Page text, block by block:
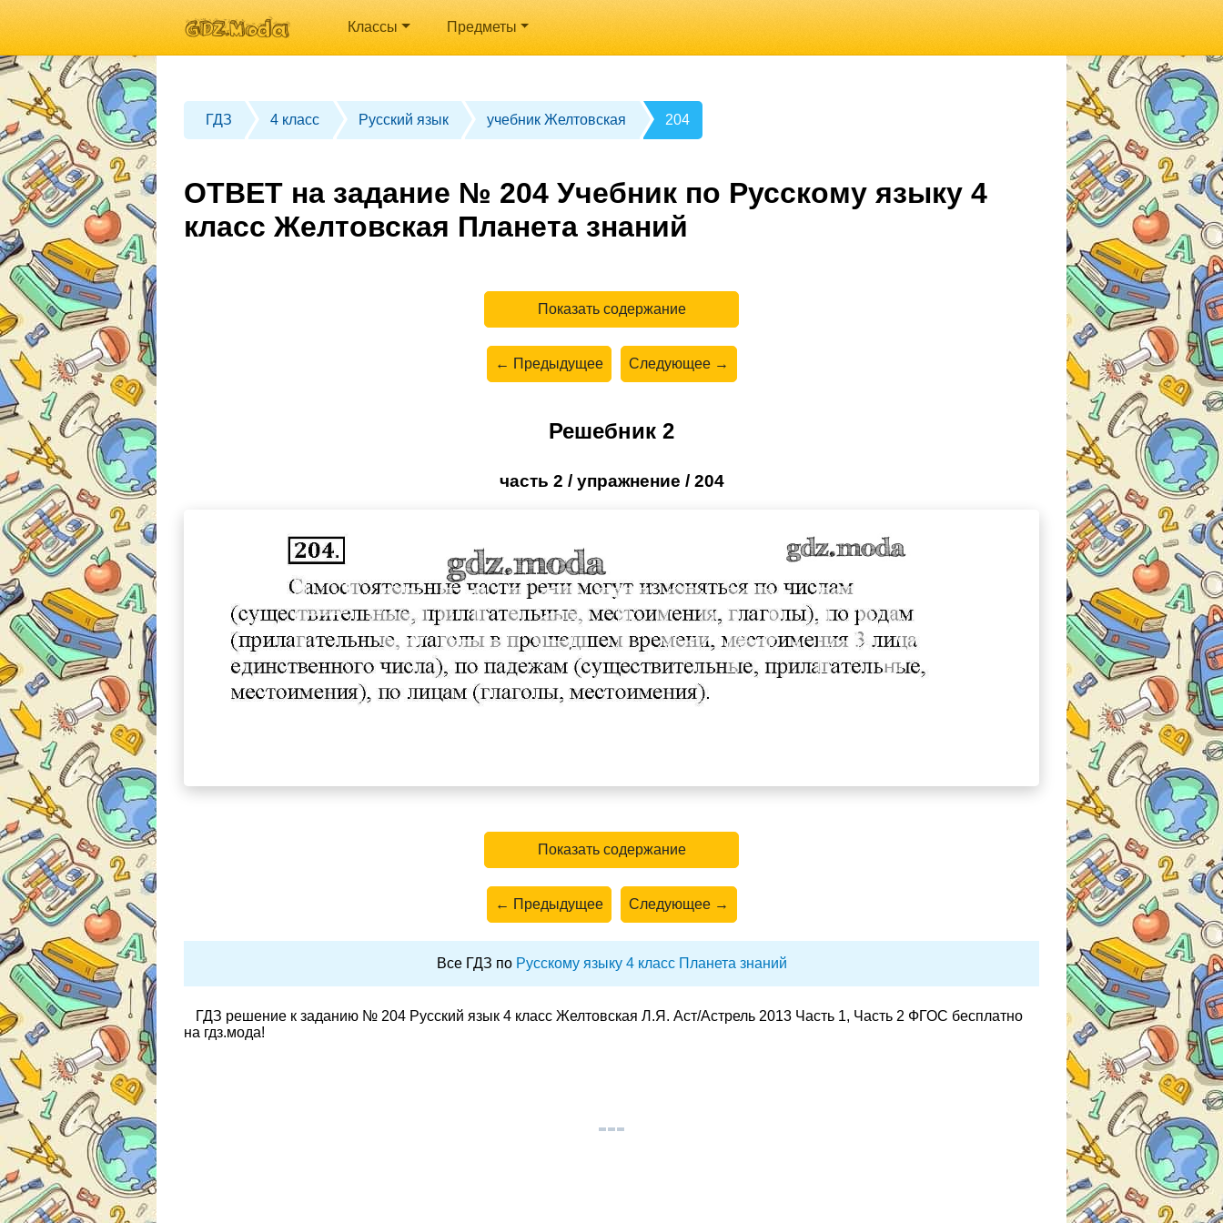
Классы Предметы
ГДЗ 4 класс Русский язык учебник Желтовская 204
ОТВЕТ на задание № 204 Учебник по Русскому языку 4
класс Желтовская Планета знаний
Показать содержание
← Предыдущее Следующее →
Решебник 2
часть 2 / упражнение / 204
Показать содержание
← Предыдущее Следующее →
Все ГДЗ по Русскому языку 4 класс Планета знаний
ГДЗ решение к заданию № 204 Русский язык 4 класс Желтовская Л.Я. Аст/Астрель 2013 Часть 1, Часть 2 ФГОС бесплатно
на гдз.мода!